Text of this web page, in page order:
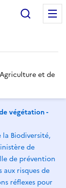
et de
végétation -
Biodiversité,
de
de prévention
risques de
réflexes pour